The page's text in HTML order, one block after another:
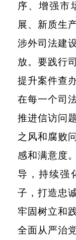
序、增强市
展、新质生
涉外司法建
放。要践行
提升案件查
在每一个司
推进信访问
之风和腐败
感和满意度
导，持续强
子，打造忠
牢固树立和
全面从严治